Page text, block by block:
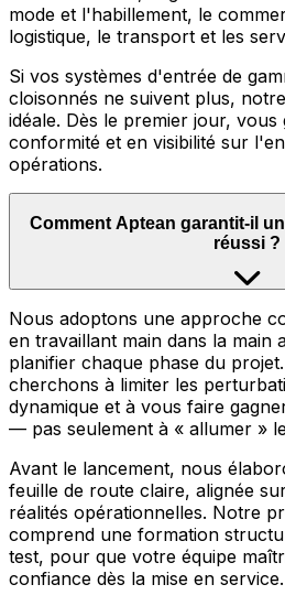
mode et l'habillement, le
logistique, le transport et les
Si vos systèmes d'entrée de
cloisonnés ne suivent plus,
idéale. Dès le premier jour,
conformité et en visibilité sur
opérations.
Comment Aptean garantit-il
réussi ?
Nous adoptons une approche
en travaillant main dans la main
planifier chaque phase du
cherchons à limiter les
dynamique et à vous faire
— pas seulement à « allumer »
Avant le lancement, nous
feuille de route claire, alignée
réalités opérationnelles. Notre
comprend une formation
test, pour que votre équipe
confiance dès la mise en service.